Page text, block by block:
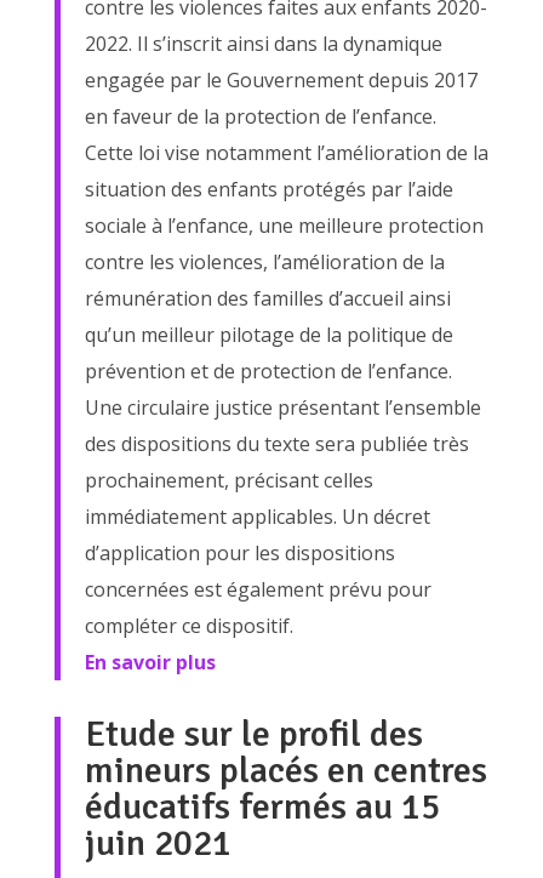
contre les violences faites aux enfants 2020-
2022. Il s’inscrit ainsi dans la dynamique
engagée par le Gouvernement depuis 2017
en faveur de la protection de l’enfance.
Cette loi vise notamment l’amélioration de la
situation des enfants protégés par l’aide
sociale à l’enfance, une meilleure protection
contre les violences, l’amélioration de la
rémunération des familles d’accueil ainsi
qu’un meilleur pilotage de la politique de
prévention et de protection de l’enfance.
Une circulaire justice présentant l’ensemble
des dispositions du texte sera publiée très
prochainement, précisant celles
immédiatement applicables. Un décret
d’application pour les dispositions
concernées est également prévu pour
compléter ce dispositif.
En savoir plus
Etude sur le profil des
mineurs placés en centres
éducatifs fermés au 15
juin 2021